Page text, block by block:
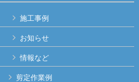
施工事例
お知らせ
情報など
剪定作業例